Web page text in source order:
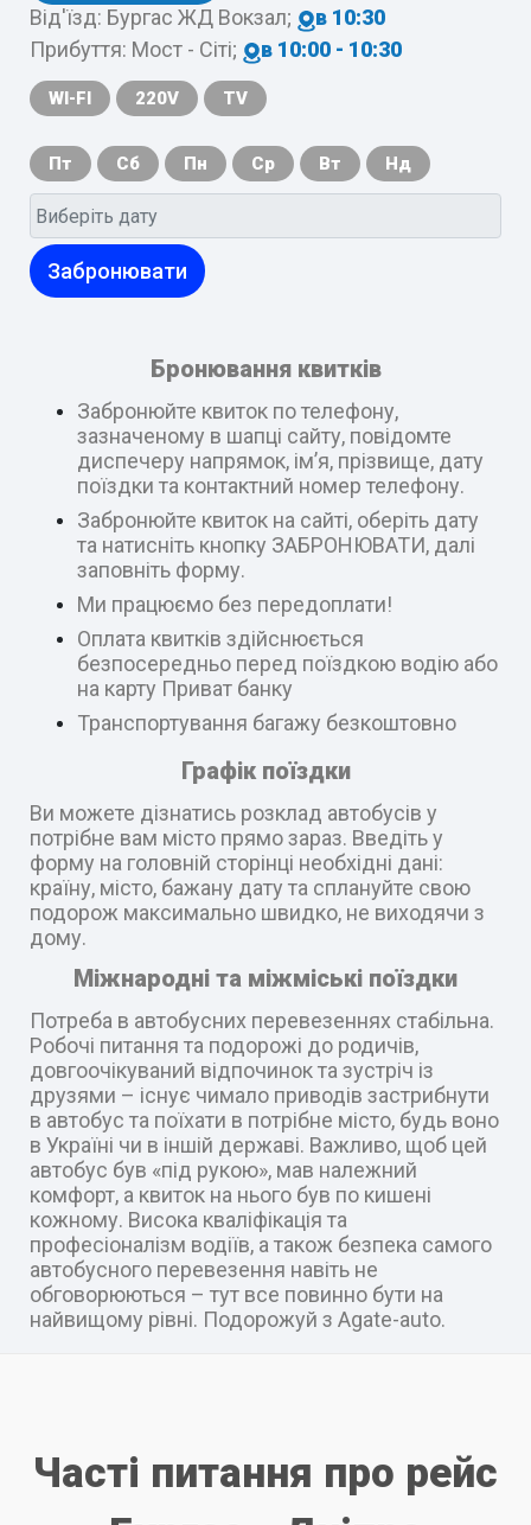
Від'їзд: Бургас ЖД Вокзал;
в 10:30
Прибуття: Мост - Сіті;
в 10:00 - 10:30
WI-FI 220V TV
Пт Сб Пн Ср Вт Нд
Забронювати
Бронювання квитків
Забронюйте квиток по телефону,
зазначеному в шапці сайту, повідомте
диспечеру напрямок, ім’я, прізвище, дату
поїздки та контактний номер телефону.
Забронюйте квиток на сайті, оберіть дату
та натисніть кнопку ЗАБРОНЮВАТИ, далі
заповніть форму.
Ми працюємо без передоплати!
Оплата квитків здійснюється
безпосередньо перед поїздкою водію або
на карту Приват банку
Транспортування багажу безкоштовно
Графік поїздки
Ви можете дізнатись розклад автобусів у
потрібне вам місто прямо зараз. Введіть у
форму на головній сторінці необхідні дані:
країну, місто, бажану дату та сплануйте свою
подорож максимально швидко, не виходячи з
дому.
Міжнародні та міжміські поїздки
Потреба в автобусних перевезеннях стабільна.
Робочі питання та подорожі до родичів,
довгоочікуваний відпочинок та зустріч із
друзями – існує чимало приводів застрибнути
в автобус та поїхати в потрібне місто, будь воно
в Україні чи в іншій державі. Важливо, щоб цей
автобус був «під рукою», мав належний
комфорт, а квиток на нього був по кишені
кожному. Висока кваліфікація та
професіоналізм водіїв, а також безпека самого
автобусного перевезення навіть не
обговорюються – тут все повинно бути на
найвищому рівні. Подорожуй з Agate-auto.
Часті питання про рейс